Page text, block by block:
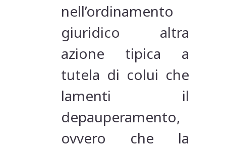
nell’ordinamento
giuridico altra
azione tipica a
tutela di colui che
lamenti il
depauperamento,
ovvero che la